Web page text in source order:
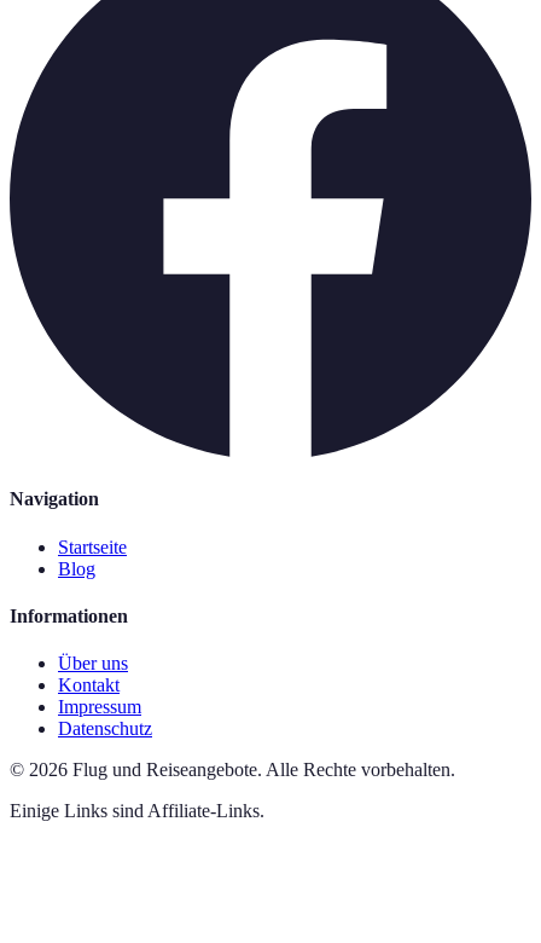
Navigation
Startseite
Blog
Informationen
Über uns
Kontakt
Impressum
Datenschutz
© 2026 Flug und Reiseangebote. Alle Rechte vorbehalten.
Einige Links sind Affiliate-Links.